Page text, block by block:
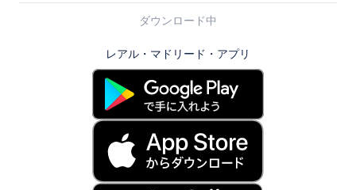
ダウンロード中
レアル・マドリード・アプリ